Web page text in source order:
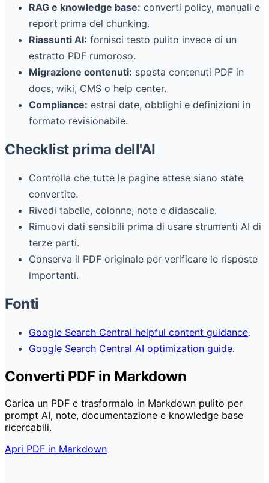
RAG e knowledge base: converti policy, manuali e
report prima del chunking.
Riassunti AI: fornisci testo pulito invece di un
estratto PDF rumoroso.
Migrazione contenuti: sposta contenuti PDF in
docs, wiki, CMS o help center.
Compliance: estrai date, obblighi e definizioni in
formato revisionabile.
Checklist prima dell'AI
Controlla che tutte le pagine attese siano state
convertite.
Rivedi tabelle, colonne, note e didascalie.
Rimuovi dati sensibili prima di usare strumenti AI di
terze parti.
Conserva il PDF originale per verificare le risposte
importanti.
Fonti
Google Search Central helpful content guidance.
Google Search Central AI optimization guide.
Converti PDF in Markdown
Carica un PDF e trasformalo in Markdown pulito per
prompt AI, note, documentazione e knowledge base
ricercabili.
Apri PDF in Markdown